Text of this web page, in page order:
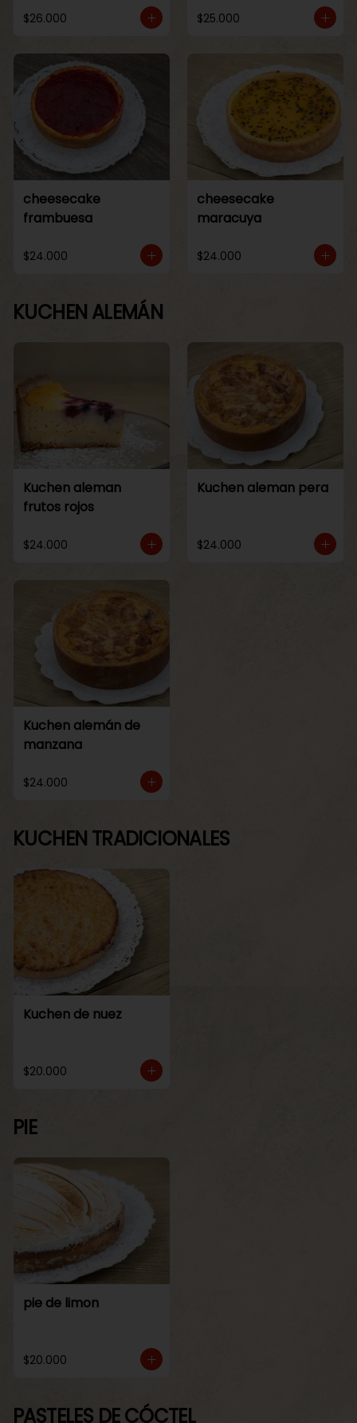
$26.000 $25.000
cheesecake
frambuesa
$24.000
cheesecake
maracuya
$24.000
KUCHEN ALEMÁN
Kuchen aleman
frutos rojos
$24.000
Kuchen aleman pera
$24.000
Kuchen alemán de
manzana
$24.000
KUCHEN TRADICIONALES
Kuchen de nuez
$20.000
PIE
pie de limon
$20.000
PASTELES DE CÓCTEL